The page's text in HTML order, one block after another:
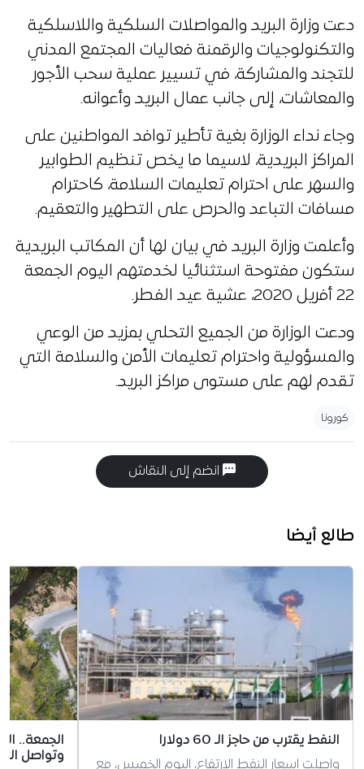
دعت وزارة البريد والمواصلات السلكية واللاسلكية
والتكنولوجيات والرقمنة فعاليات المجتمع المدني
للتجند والمشاركة، في تسيير عملية سحب الأجور
والمعاشات، إلى جانب عمال البريد وأعوانه.
وجاء نداء الوزارة بغية تأطير توافد المواطنين على
المراكز البريدية، لاسيما ما يخص تنظيم الطوابير
والسهر على احترام تعليمات السلامة، كاحترام
مسافات التباعد والحرص على التطهير والتعقيم.
وأعلمت وزارة البريد في بيان لها أن المكاتب البريدية
ستكون مفتوحة استثنائيا لخدمتهم اليوم الجمعة
22 أفريل 2020، عشية عيد الفطر.
ودعت الوزارة من الجميع التحلي بمزيد من الوعي
والمسؤولية واحترام تعليمات الأمن والسلامة التي
تقدم لهم على مستوى مراكز البريد.
كورونا
انضم إلى النقاش
طالع أيضا
النفط يقترب من حاجز الـ 60 دولارا
واصلت اسعار النفط الارتفاع، اليوم الخميس، مع
وتواصل